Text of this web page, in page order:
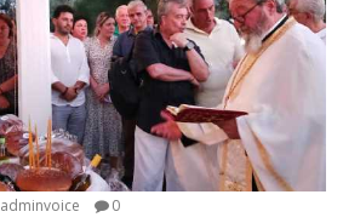
adminvoice 0